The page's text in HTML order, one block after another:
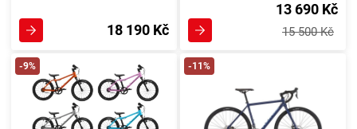
18 190 Kč
13 690 Kč
15 500 Kč
-9% -11%